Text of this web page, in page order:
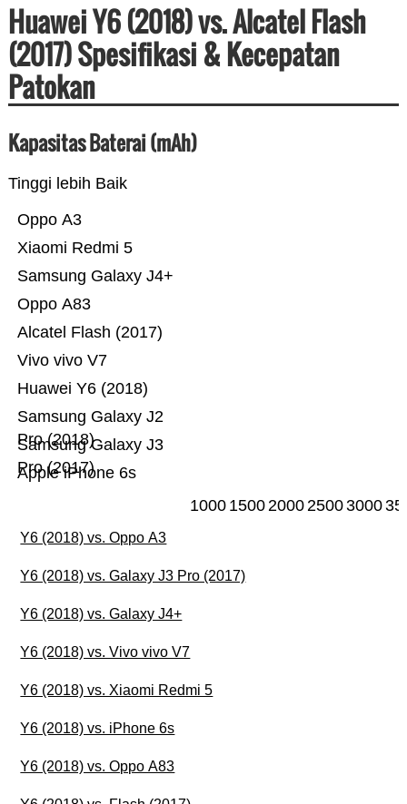
Huawei Y6 (2018) vs. Alcatel Flash
(2017) Spesifikasi & Kecepatan
Patokan
Kapasitas Baterai (mAh)
Tinggi lebih Baik
Apple iPhone 6s
Samsung Galaxy J3
Pro (2017)
Samsung Galaxy J2
Pro (2018)
Huawei Y6 (2018)
Vivo vivo V7
Alcatel Flash (2017)
Oppo A83
Samsung Galaxy J4+
Xiaomi Redmi 5
Oppo A3
1000 1500200025003000
Y6 (2018) vs. Oppo A3
Y6 (2018) vs. Galaxy J3 Pro (2017)
Y6 (2018) vs. Galaxy J4+
Y6 (2018) vs. Vivo vivo V7
Y6 (2018) vs. Xiaomi Redmi 5
Y6 (2018) vs. iPhone 6s
Y6 (2018) vs. Oppo A83